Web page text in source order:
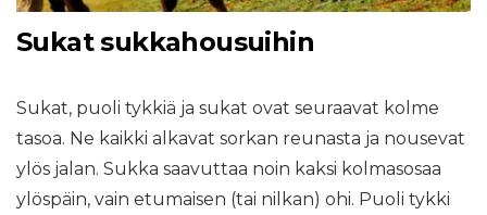
Sukat sukkahousuihin
Sukat, puoli tykkiä ja sukat ovat seuraavat kolme
tasoa. Ne kaikki alkavat sorkan reunasta ja nousevat
ylös jalan. Sukka saavuttaa noin kaksi kolmasosaa
ylöspäin, vain etumaisen (tai nilkan) ohi. Puoli tykki